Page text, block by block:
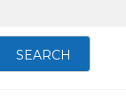
SEARCH